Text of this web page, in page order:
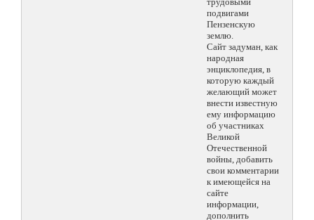
подвигами
Пензенскую
землю.
Сайт задуман, как
народная
энциклопедия, в
которую каждый
желающий может
внести известную
ему информацию
об участниках
Великой
Отечественной
войны, добавить
свои комментарии
к имеющейся на
сайте
информации,
дополнить